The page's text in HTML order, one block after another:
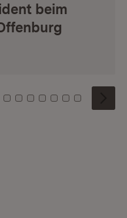
beim
3 4 5 6
Kachel: 7
Zu Kachel: 8
Zu Kachel: 9
Zu Kachel: 10
Zu Kachel: 11
Zu Kachel: 12
Zu Kachel:
Zu